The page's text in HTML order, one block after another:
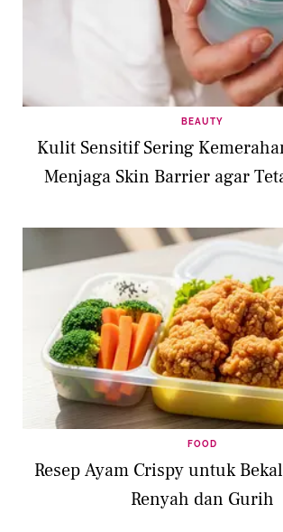
BEAUTY
Kulit Sensitif Sering
Menjaga Skin Barrier agar
FOOD
Resep Ayam Crispy untuk
Renyah dan Gurih